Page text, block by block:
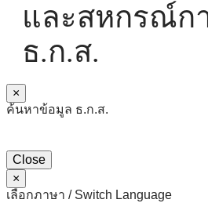
และสหกรณ์ก
ธ.ก.ส.
×
ค้นหาข้อมูล ธ.ก.ส.
Close
×
เลือกภาษา / Switch Language